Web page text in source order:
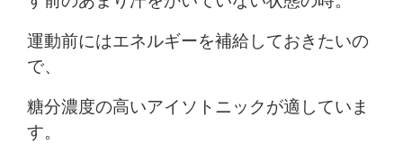
運動前にはエネルギーを補給しておきたいの
で、
糖分濃度の高いアイソトニックが適していま
す。